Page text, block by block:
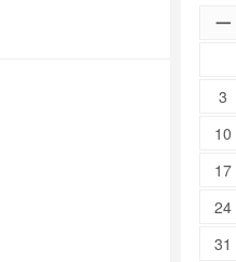
一
3
10
17
24
31